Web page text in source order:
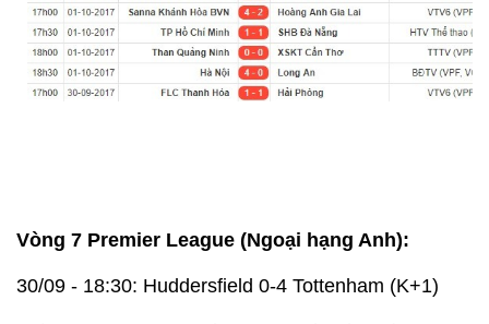
Vòng 7 Premier League (Ngoại hạng Anh):
30/09 - 18:30: Huddersfield 0-4 Tottenham (K+1)